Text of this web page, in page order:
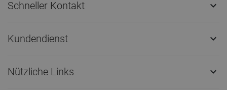
Schneller Kontakt 
Kundendienst 
Nützliche Links 